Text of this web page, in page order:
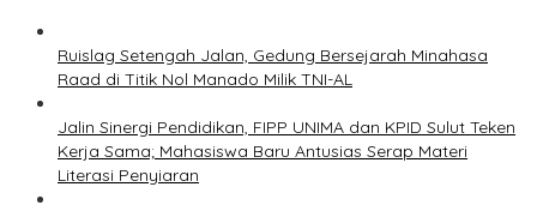
Ruislag Setengah Jalan, Gedung Bersejarah Minahasa
Raad di Titik Nol Manado Milik TNI-AL
Jalin Sinergi Pendidikan, FIPP UNIMA dan KPID Sulut Teken
Kerja Sama; Mahasiswa Baru Antusias Serap Materi
Literasi Penyiaran